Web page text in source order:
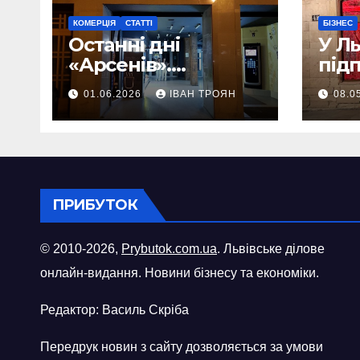
КОМЕРЦІЯ СТАТТІ
Останні дні
«Арсенів».
Фоторепортаж
01.06.2026 ІВАН ТРОЯН
БІЗНЕС
У
ПРИБУТОК
© 2010-2026, Prybutok.com.ua. Львівське ділове
онлайн-видання. Новини бізнесу та економіки.
Редактор: Василь Скріба
Передрук новин з сайту дозволяється за умови